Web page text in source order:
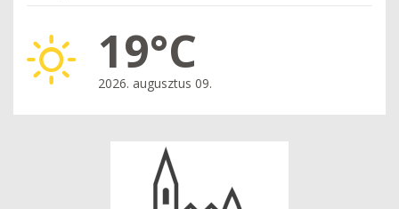
19°C
2026. augusztus 09.